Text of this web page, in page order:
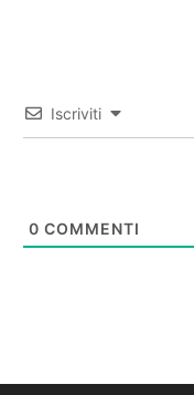
Iscriviti
0 COMMENTI